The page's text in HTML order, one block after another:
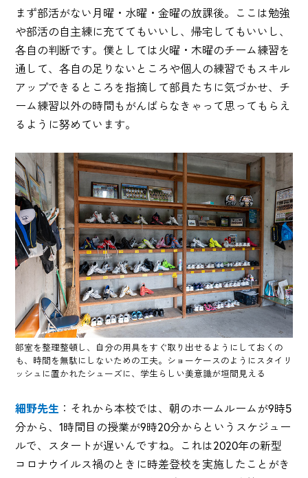
まず部活がない月曜・水曜・金曜の放課後。ここは勉強
や部活の自主練に充ててもいいし、帰宅してもいいし、
各自の判断です。僕としては火曜・木曜のチーム練習を
通して、各自の足りないところや個人の練習でもスキル
アップできるところを指摘して部員たちに気づかせ、チ
ーム練習以外の時間もがんばらなきゃって思ってもらえ
るように努めています。
部室を整理整頓し、自分の用具をすぐ取り出せるようにしておくの
も、時間を無駄にしないための工夫。ショーケースのようにスタイリ
ッシュに置かれたシューズに、学生らしい美意識が垣間見える
細野先生 ：それから本校では、朝のホームルームが9時5
分から、1時間目の授業が9時20分からというスケジュー
ルで、スタートが遅いんですね。これは2020年の新型
コロナウイルス禍のときに時差登校を実施したことがき